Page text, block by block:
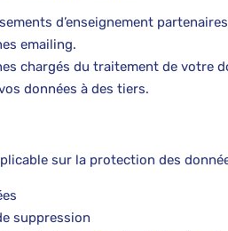
d’enseignement partenaires
emailing.
chargés du traitement de votre
données à des tiers.
sur la protection des
suppression